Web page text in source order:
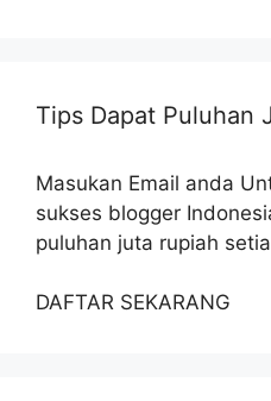
Tips Dapat Puluhan
Masukan Email anda
sukses blogger
puluhan juta rupiah
DAFTAR SEKARANG